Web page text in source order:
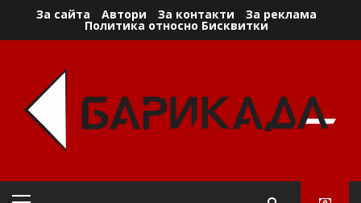
За сайта Автори За контакти За реклама
Политика относно Бисквитки